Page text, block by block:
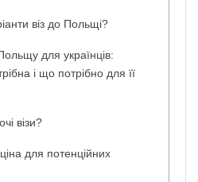
віз до Польщі?
для українців:
і що потрібно для її
візи?
для потенційних